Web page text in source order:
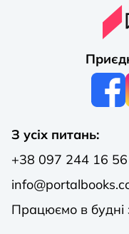
З усіх питань:
+38 097 244 16 56
Працюємо в будні